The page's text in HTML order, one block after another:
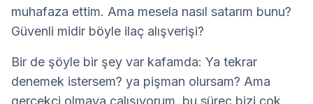
muhafaza ettim. Ama mesela nasıl satarım bunu?
Güvenli midir böyle ilaç alışverişi?
Bir de şöyle bir şey var kafamda: Ya tekrar
denemek istersem? ya pişman olursam? Ama
gerçekçi olmaya çalışıyorum, bu süreç bizi çok